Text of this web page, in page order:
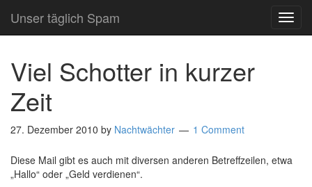
Unser täglich Spam
Viel Schotter in kurzer
Zeit
27. Dezember 2010 by Nachtwächter 1 Comment
Diese Mail gibt es auch mit diversen anderen Betreffzeilen, etwa
„Hallo“ oder „Geld verdienen“.